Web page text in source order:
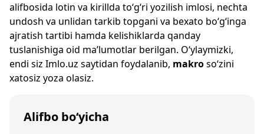
alifbosida lotin va kirillda to‘g‘ri yozilish imlosi, nechta
undosh va unlidan tarkib topgani va bexato bo‘g‘inga
ajratish tartibi hamda kelishiklarda qanday
tuslanishiga oid ma’lumotlar berilgan. O‘ylaymizki,
endi siz Imlo.uz saytidan foydalanib, makroso‘zini
xatosiz yoza olasiz.
Alifbo bo‘yicha